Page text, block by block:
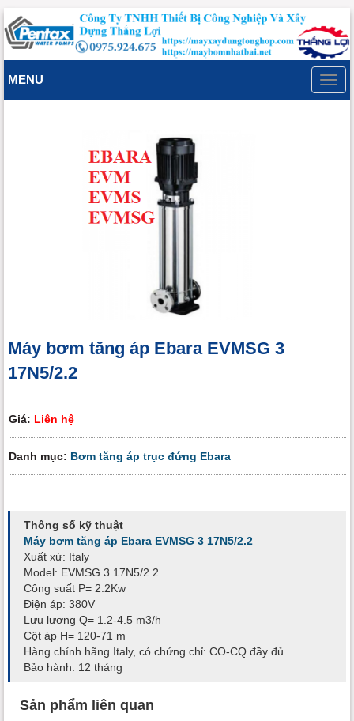
MENU
Máy bơm tăng áp Ebara EVMSG 3
17N5/2.2
Giá: Liên hệ
Danh mục: Bơm tăng áp trục đứng Ebara
Thông số kỹ thuật
Máy bơm tăng áp Ebara EVMSG 3 17N5/2.2
Xuất xứ: Italy
Model: EVMSG 3 17N5/2.2
Công suất P= 2.2Kw
Điện áp: 380V
Lưu lượng Q= 1.2-4.5 m3/h
Cột áp H= 120-71 m
Hàng chính hãng Italy, có chứng chỉ: CO-CQ đầy đủ
Bảo hành: 12 tháng
Sản phẩm liên quan